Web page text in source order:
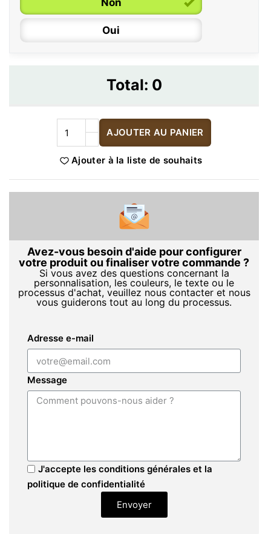
Non
Oui
Total: 0
AJOUTER AU PANIER
Ajouter à la liste de souhaits
Avez-vous besoin d'aide pour configurer
votre produit ou finaliser votre commande ?
Si vous avez des questions concernant la
personnalisation, les couleurs, le texte ou le
processus d'achat, veuillez nous contacter et nous
vous guiderons tout au long du processus.
Adresse e-mail
Message
J'accepte les conditions générales et la
politique de confidentialité
Envoyer